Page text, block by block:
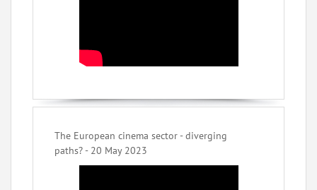
The European cinema sector - diverging
paths? - 20 May 2023